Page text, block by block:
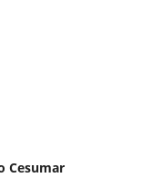
Cesumar